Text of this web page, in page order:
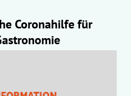
Coronahilfe für